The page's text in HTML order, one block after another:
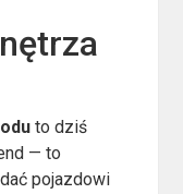
to dziś
— to
pojazdowi